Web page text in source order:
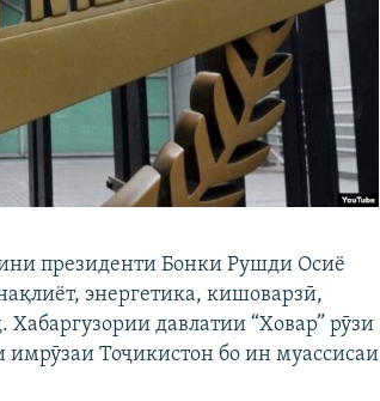
президенти Бонки Рушди Осиё
энергетика, кишоварзӣ,
давлатии “Ховар” рӯзи
Тоҷикистон бо ин муассисаи